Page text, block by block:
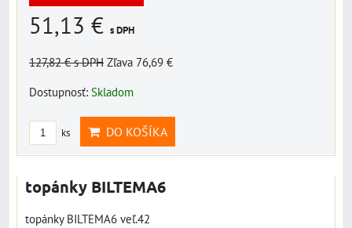
51,13 € s DPH
127,82 €s DPH Zľava 76,69 €
Dostupnosť: Skladom
ks DO KOŠÍKA
topánky BILTEMA6
topánky BILTEMA6 veľ.42